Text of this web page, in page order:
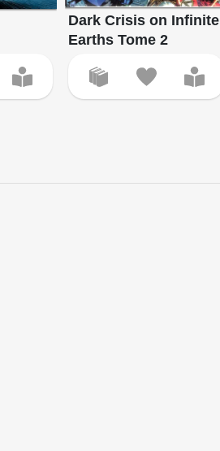
Dark Crisis on Infinite
Earths Tome 2